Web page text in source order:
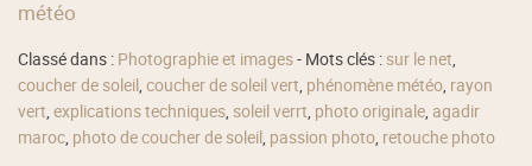
météo
Classé dans : Photographie et images- Mots clés : sur le net,
coucher de soleil ,coucher de soleil vert, phénomène météo, rayon
vert,explications techniques, soleil verrt, photo originale, agadir
maroc, photo de coucher de soleil , passion photo, retouche photo